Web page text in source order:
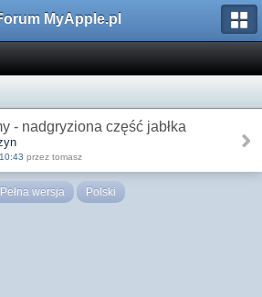
MyApple.pl
- nadgryziona część jabłka
przez tomasz
Pełna wersja Polski